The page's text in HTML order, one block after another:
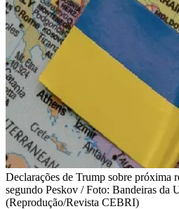
Declarações de Trump sobre próxima
segundo Peskov / Foto: Bandeiras da
(Reprodução/Revista CEBRI)